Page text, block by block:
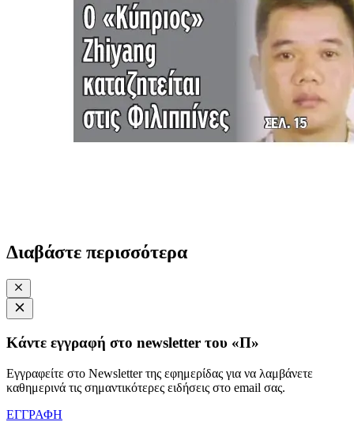
Διαβάστε περισσότερα
Κάντε εγγραφή στο newsletter του «Π»
Εγγραφείτε στο Newsletter της εφημερίδας για να λαμβάνετε
καθημερινά τις σημαντικότερες ειδήσεις στο email σας.
ΕΓΓΡΑΦΗ